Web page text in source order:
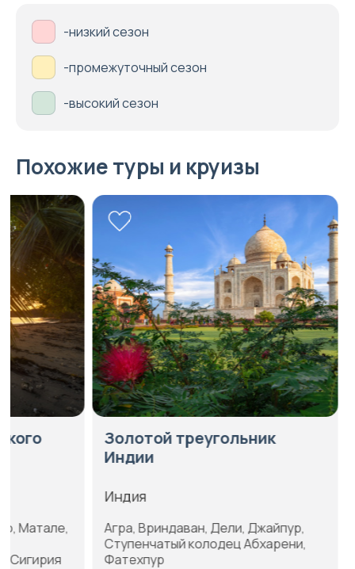
-низкий сезон
-промежуточный сезон
-высокий сезон
Похожие туры и круизы
Золотой треугольник
Агра, Вриндаван, Дели, Джайпур,
Ступенчатый колодец Абхарени,
Фатехпур
Джаг-
Удайпур,